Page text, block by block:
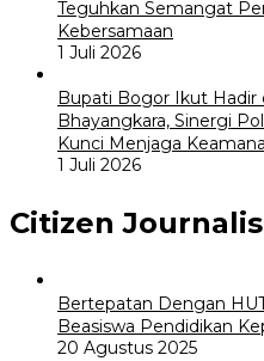
Teguhkan Semangat
Kebersamaan
1 Juli 2026
Bupati Bogor Ikut Hadir
Bhayangkara, Sinergi
Kunci Menjaga
1 Juli 2026
Citizen
Bertepatan Dengan
Beasiswa Pendidikan
20 Agustus 2025